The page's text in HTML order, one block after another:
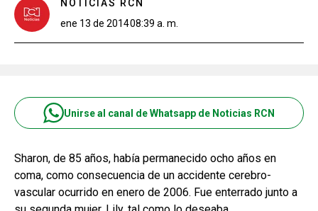
NOTICIAS RCN
ene 13 de 201408:39 a. m.
Unirse al canal de Whatsapp de Noticias RCN
Sharon, de 85 años, había permanecido ocho años en
coma, como consecuencia de un accidente cerebro-
vascular ocurrido en enero de 2006. Fue enterrado junto a